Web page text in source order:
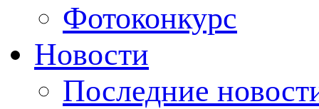
Фотоконкурс
Новости
Последние